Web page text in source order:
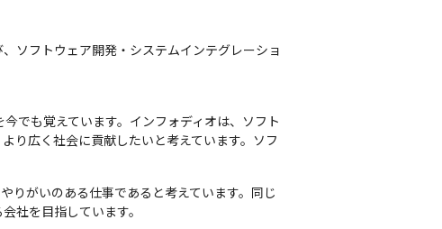
ソフトウェア開発・システムインテグレーショ
でも覚えています。インフォディオは、ソフト
り広く社会に貢献したいと考えています。ソフ
りがいのある仕事であると考えています。同じ
社を目指しています。